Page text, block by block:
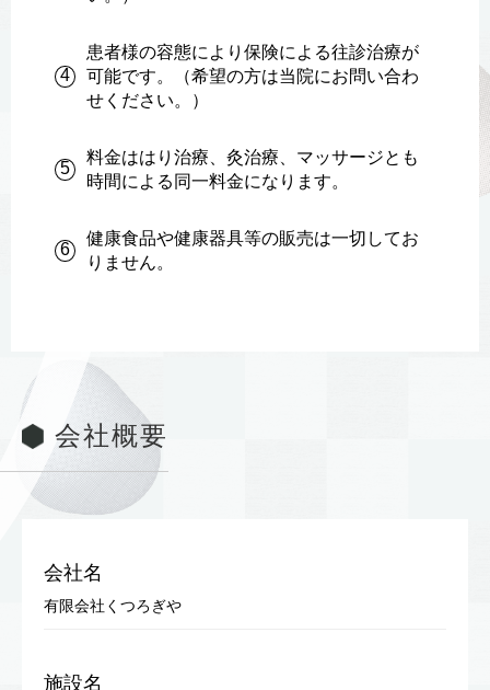
4
患者様の容態により保険による往診治療が
可能です。（希望の方は当院にお問い合わ
せください。）
5
料金ははり治療、灸治療、マッサージとも
時間による同一料金になります。
6
健康食品や健康器具等の販売は一切してお
りません。
会社概要
会社名
有限会社くつろぎや
施設名